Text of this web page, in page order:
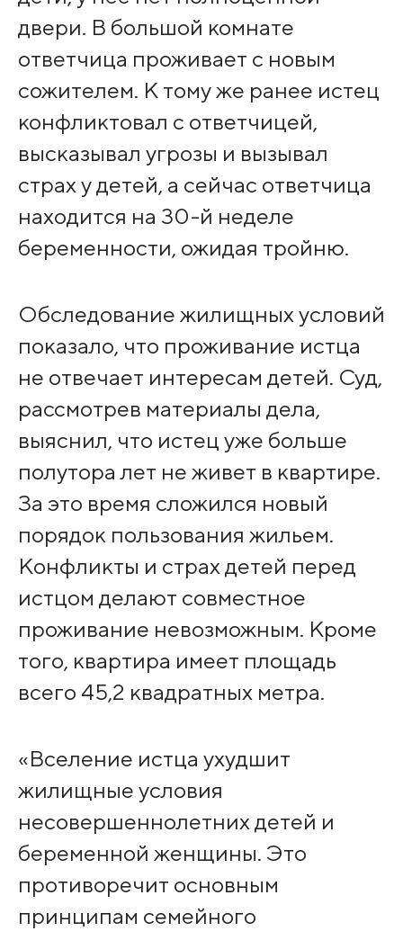
двери. В большой комнате
ответчица проживает с новым
сожителем. К тому же ранее истец
конфликтовал с ответчицей,
высказывал угрозы и вызывал
страх у детей, а сейчас ответчица
находится на 30-й неделе
беременности, ожидая тройню.
Обследование жилищных условий
показало, что проживание истца
не отвечает интересам детей. Суд,
рассмотрев материалы дела,
выяснил, что истец уже больше
полутора лет не живет в квартире.
За это время сложился новый
порядок пользования жильем.
Конфликты и страх детей перед
истцом делают совместное
проживание невозможным. Кроме
того, квартира имеет площадь
всего 45,2 квадратных метра.
«Вселение истца ухудшит
жилищные условия
несовершеннолетних детей и
беременной женщины. Это
противоречит основным
принципам семейного